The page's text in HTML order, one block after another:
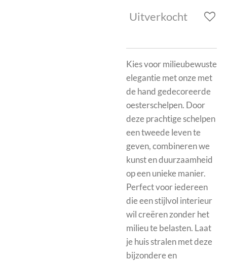
Uitverkocht
Kies voor milieubewuste
elegantie met onze met
de hand gedecoreerde
oesterschelpen. Door
deze prachtige schelpen
een tweede leven te
geven, combineren we
kunst en duurzaamheid
op een unieke manier.
Perfect voor iedereen
die een stijlvol interieur
wil creëren zonder het
milieu te belasten. Laat
je huis stralen met deze
bijzondere en